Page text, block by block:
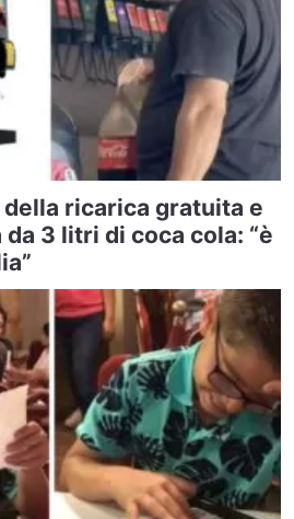
ricarica gratuita e
3 litri di coca cola: “è